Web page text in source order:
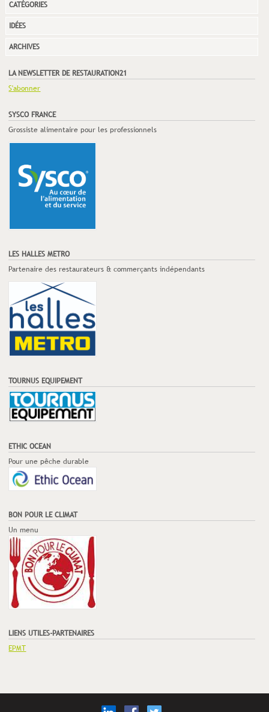
CATÉGORIES
IDÉES
ARCHIVES
LA NEWSLETTER DE RESTAURATION21
S'abonner
SYSCO FRANCE
Grossiste alimentaire pour les professionnels
LES HALLES METRO
Partenaire des restaurateurs & commerçants indépendants
TOURNUS EQUIPEMENT
ETHIC OCEAN
Pour une pêche durable
BON POUR LE CLIMAT
Un menu
LIENS UTILES-PARTENAIRES
EPMT